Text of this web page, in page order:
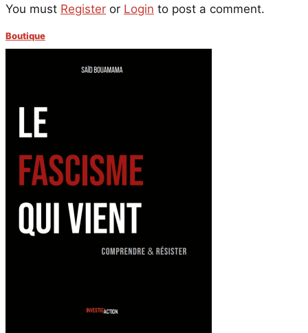
You must Register or Login to post a comment.
Boutique